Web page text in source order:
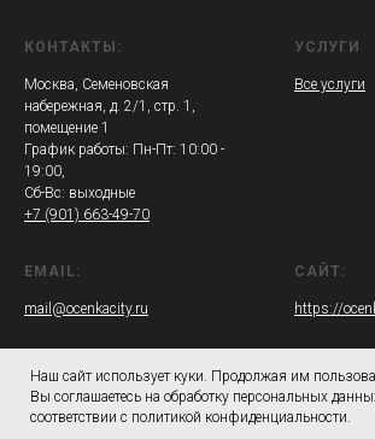
КОНТАКТЫ:
Москва, Семеновская
набережная, д. 2/1, стр. 1,
помещение 1
График работы: Пн-Пт: 10:00 -
19:00,
Сб-Вс: выходные
+7 (901) 663-49-70
УСЛУГИ
Все услуги
EMAIL:
mail@ocenkacity.ru
САЙТ:
https://
Наш сайт использует куки. Продолжая им
Вы соглашаетесь на обработку персональных
соответствии с политикой конфиденциальности.